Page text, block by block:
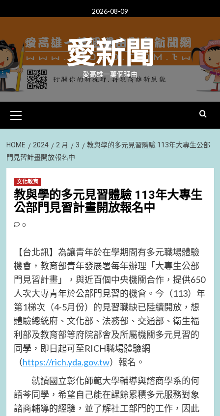
to
2026-08-09
愛新聞
愛高雄一萬個理由
Menu
HOME 2024 2 月 3
教與學的多元見習體驗 113年大專生公部
門見習計畫開放報名中
文化教育
教與學的多元見習體驗 113年大專生
公部門見習計畫開放報名中
0
【台北訊】為讓青年於在學期間有多元職場體驗
機會，教育部青年發展署每年辦理「大專生公部
門見習計畫」，與近百個中央機關合作，提供650
人次大專青年於公部門見習的機會。今（113）年
第1梯次（4-5月份）的見習職缺已陸續開放，想
體驗總統府、文化部、法務部、交通部、衛生福
利部及教育部等府院部會及所屬機關多元見習的
同學，即日起可至RICH職場體驗網
（https://rich.yda.gov.tw）報名。
就讀國立彰化師範大學輔導與諮商學系的何
語芩同學，希望自己能在課餘累積多元服務對象
諮商輔導的經驗，並了解社工部門的工作，因此